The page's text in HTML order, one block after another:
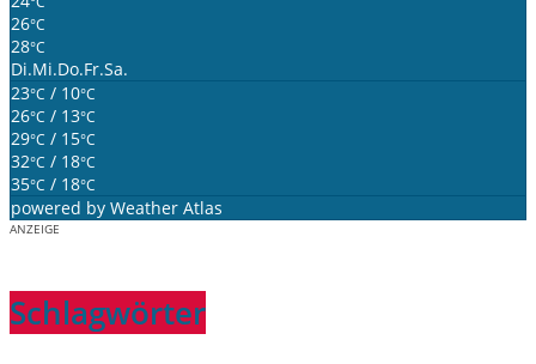
26°C
28°C
Di.Mi.Do.Fr.Sa.
23°C / 10°C
26°C / 13°C
29°C / 15°C
32°C / 18°C
35°C / 18°C
powered by Weather Atlas
ANZEIGE
Schlagwörter